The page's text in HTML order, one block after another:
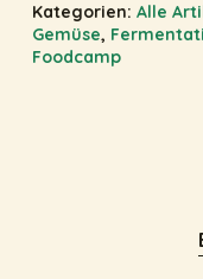
Kategorien: Alle
Gemüse,
Foodcamp